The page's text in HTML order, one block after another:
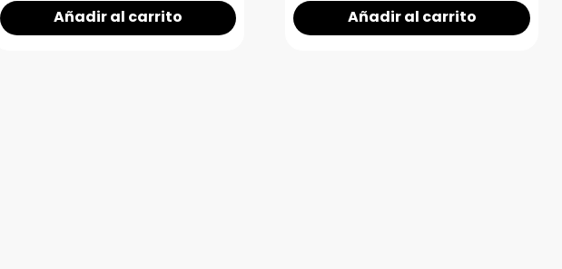
Añadir al carrito Añadir al carrito